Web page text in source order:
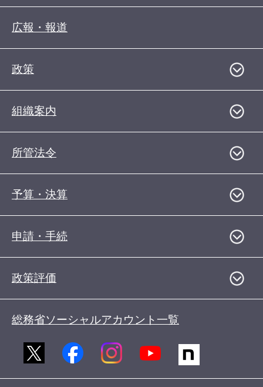
広報・報道
政策
組織案内
所管法令
予算・決算
申請・手続
政策評価
総務省ソーシャルアカウント一覧